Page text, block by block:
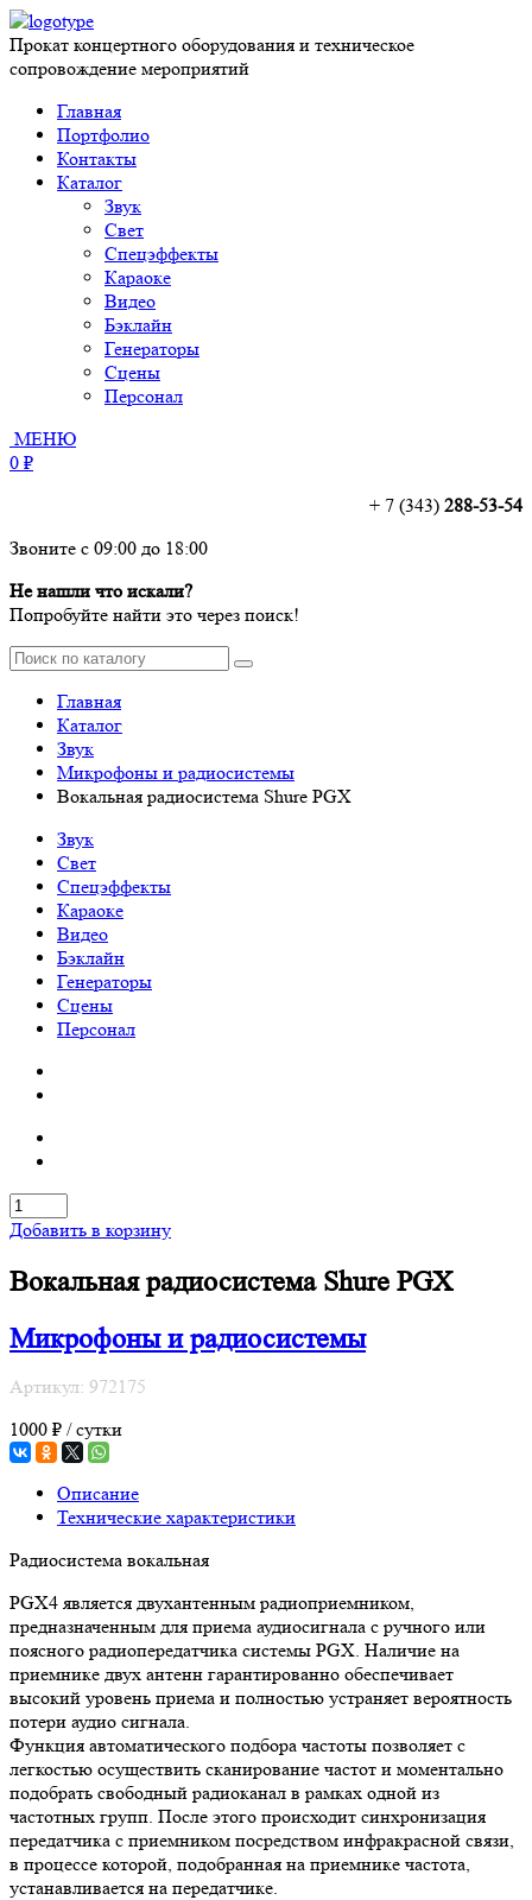
Прокат концертного оборудования и техническое
сопровождение мероприятий
Главная
Портфолио
Контакты
Каталог
Звук
Свет
Спецэффекты
Караоке
Видео
Бэклайн
Генераторы
Сцены
Персонал
МЕНЮ
0 ₽
+ 7 (343) 288-53-54
Звоните с 09:00 до 18:00
Не нашли что искали?
Попробуйте найти это через поиск!
Главная
Каталог
Звук
Микрофоны и радиосистемы
Вокальная радиосистема Shure PGX
Звук
Свет
Спецэффекты
Караоке
Видео
Бэклайн
Генераторы
Сцены
Персонал
Добавить в корзину
Вокальная радиосистема Shure PGX
Микрофоны и радиосистемы
Артикул: 972175
1000 ₽ / сутки
Описание
Технические характеристики
Радиосистема вокальная
PGX4 является двухантенным радиоприемником,
предназначенным для приема аудиосигнала с ручного или
поясного радиопередатчика системы PGX. Наличие на
приемнике двух антенн гарантированно обеспечивает
высокий уровень приема и полностью устраняет вероятность
потери аудио сигнала.
Функция автоматического подбора частоты позволяет с
легкостью осуществить сканирование частот и моментально
подобрать свободный радиоканал в рамках одной из
частотных групп. После этого происходит синхронизация
передатчика с приемником посредством инфракрасной связи,
в процессе которой, подобранная на приемнике частота,
устанавливается на передатчике.